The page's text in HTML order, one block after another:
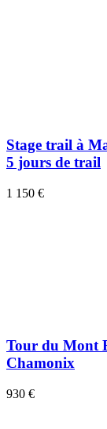
Stage trail à
5 jours de trail
1 150 €
Tour du Mont
Chamonix
930 €